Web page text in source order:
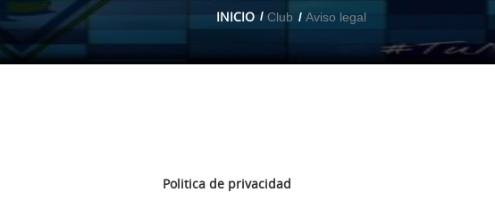
INICIO Club Aviso legal
Politica de privacidad